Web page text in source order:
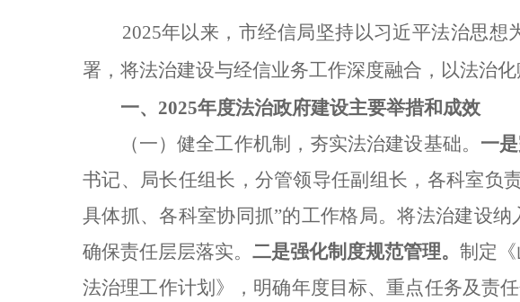
2025年以来，市经信局坚持以习近平法治思
署，将法治建设与经信业务工作深度融合，以法治
一、2025年度法治政府建设主要举措和成效
（一）健全工作机制，夯实法治建设基础。 一是
书记、局长任组长，分管领导任副组长，各科室负
具体抓、各科室协同抓”的工作格局。将法治建设
确保责任层层落实。二是强化制度规范管理。制定
法治理工作计划》，明确年度目标、重点任务及责